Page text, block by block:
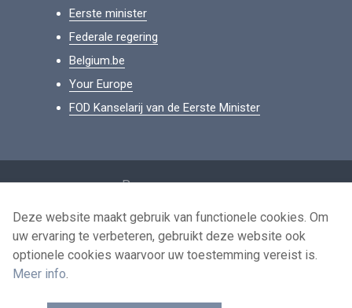
Eerste minister
Federale regering
Belgium.be
Your Europe
FOD Kanselarij van de Eerste Minister
Persoonsgegevens
Voorwaarden voor het hergebruik
Contacteer ons
Deze website maakt gebruik van functionele cookies. Om
uw ervaring te verbeteren, gebruikt deze website ook
optionele cookies waarvoor uw toestemming vereist is.
Meer info.